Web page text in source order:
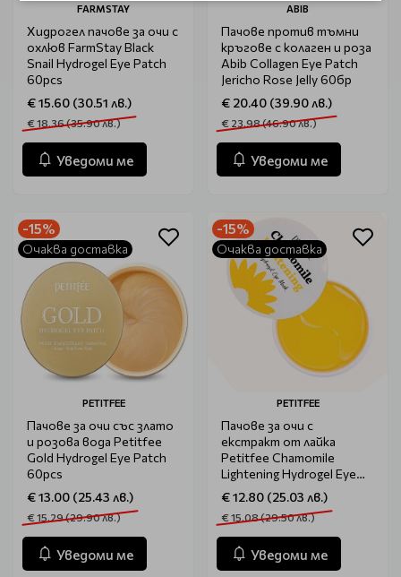
FARMSTAY
Хидрогел пачове за очи с
охлюв FarmStay Black
Snail Hydrogel Eye Patch
60pcs
€ 15.60 (30.51 лв.)
€ 18.36 (35.90 лв.)
Уведоми ме
ABIB
Пачове против тъмни
кръгове с колаген и роза
Abib Collagen Eye Patch
Jericho Rose Jelly 60бр
€ 20.40 (39.90 лв.)
€ 23.98 (46.90 лв.)
Уведоми ме
-15%
Очаква доставка
PETITFEE
Пачове за очи със злато
и розова вода Petitfee
Gold Hydrogel Eye Patch
60pcs
€ 13.00 (25.43 лв.)
€ 15.29 (29.90 лв.)
Уведоми ме
-15%
Очаква доставка
PETITFEE
Пачове за очи с
екстракт от лайка
Petitfеe Chamomile
Lightening Hydrogel Eye
Mask 60бр
€ 12.80 (25.03 лв.)
€ 15.08 (29.50 лв.)
Уведоми ме